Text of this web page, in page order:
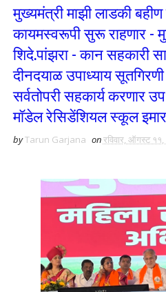
मुख्यमंत्री माझी लाडकी
कायमस्वरूपी सुरू राहणार -
शिदे.पांझरा - कान सहकारी
दीनदयाळ उपाध्याय
सर्वतोपरी सहकार्य करणार
मॉडेल रेसिडेंशियल स्कूल
byTarun Garjana onरविवार, ऑगस्ट